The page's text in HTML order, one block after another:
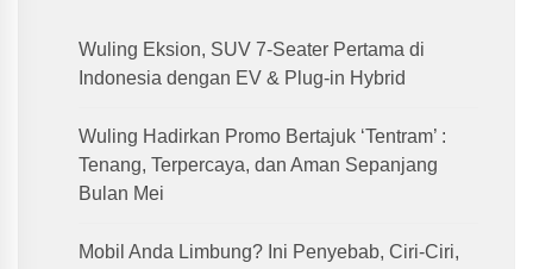
Wuling Eksion, SUV 7-Seater Pertama di
Indonesia dengan EV & Plug-in Hybrid
Wuling Hadirkan Promo Bertajuk ‘Tentram’ :
Tenang, Terpercaya, dan Aman Sepanjang
Bulan Mei
Mobil Anda Limbung? Ini Penyebab, Ciri-Ciri,